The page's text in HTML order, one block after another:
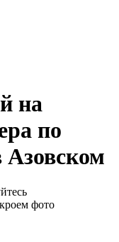
на
по
Азовском
фото